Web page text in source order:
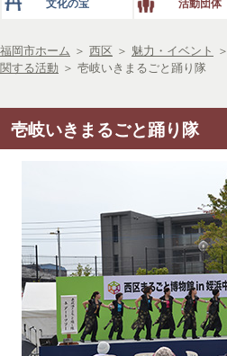
文化の宝 活動団体
福岡市ホーム ＞ 西区 ＞ 魅力・イベント ＞
関する活動 ＞ 壱岐いきまるごと踊り隊
壱岐いきまるごと踊り隊